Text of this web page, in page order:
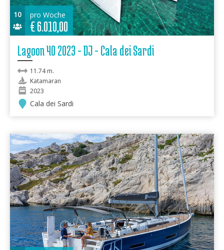
10 pro Woche
€6.010,00
Lagoon 40 2023 - DJ - Cala dei Sardi
11.74 m.
Katamaran
2023
Cala dei Sardi